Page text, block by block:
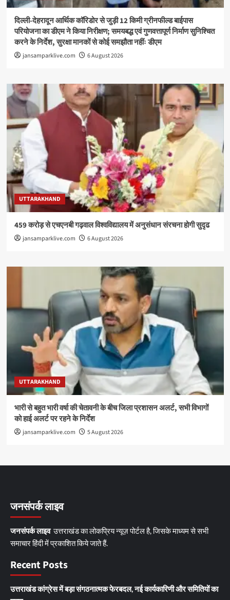
दिल्ली-देहरादून आर्थिक कॉरिडोर से जुड़ी 12 किमी ग्रीनफील्ड बाईपास
परियोजना का डीएम ने किया निरीक्षण; समयबद्ध एवं गुणवत्तापूर्ण निर्माण सुनिश्चित
करने के निर्देश, सुरक्षा मानकों से कोई समझौता नहींः डीएम
jansamparklive.com 6 August 2026
UTTARAKHAND
459 करोड़ से एचएनबी गढ़वाल विश्वविद्यालय में अनुसंधान संरचना होगी सुदृढ
jansamparklive.com 6 August 2026
UTTARAKHAND
भारी से बहुत भारी वर्षा की चेतावनी के बीच जिला प्रशासन अलर्ट, सभी विभागों
को हाई अलर्ट पर रहने के निर्देश
jansamparklive.com 5 August 2026
जनसंपर्क लाइव
जनसंपर्क लाइवउत्तराखंड का लोकप्रिय न्यूज़ पोर्टल है, जिसके माध्यम से सभी
समाचार हिंदी में प्रकाशित किये जाते हैं.
Recent Posts
उत्तराखंड कांग्रेस में बड़ा संगठनात्मक फेरबदल, नई कार्यकारिणी और समितियों का